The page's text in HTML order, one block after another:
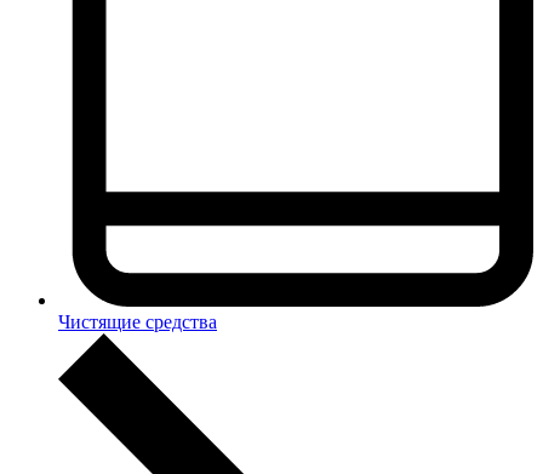
Чистящие средства